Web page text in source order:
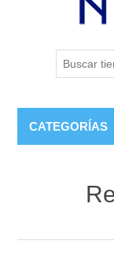
CATEGORÍAS